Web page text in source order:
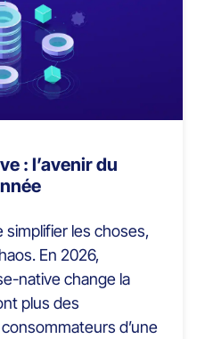
: l’avenir du
les choses,
En 2026,
native change la
plus des
d’une